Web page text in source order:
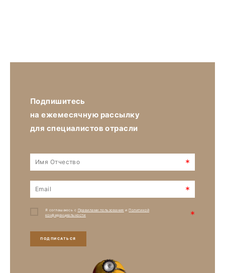
Подпишитесь
на ежемесячную рассылку
для специалистов отрасли
*
*
Я соглашаюсь с Правилами пользования иПолитикой
конфиденциальности
*
ПОДПИСАТЬСЯ